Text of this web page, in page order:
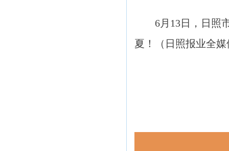
6月13日，日照
夏！（日照报业全